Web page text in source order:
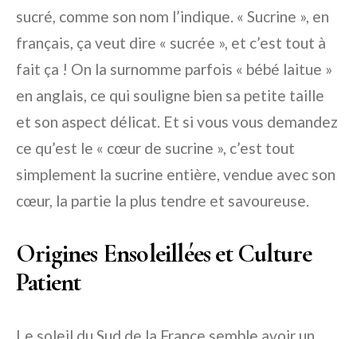
sucré, comme son nom l’indique. « Sucrine », en
français, ça veut dire « sucrée », et c’est tout à
fait ça ! On la surnomme parfois « bébé laitue »
en anglais, ce qui souligne bien sa petite taille
et son aspect délicat. Et si vous vous demandez
ce qu’est le « cœur de sucrine », c’est tout
simplement la sucrine entière, vendue avec son
cœur, la partie la plus tendre et savoureuse.
Origines Ensoleillées et Culture
Patient